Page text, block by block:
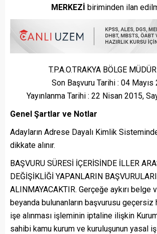
MERKEZİ biriminden ilan
T.P.A.O.TRAKYA BÖLGE
Son Başvuru Tarihi : 04 Mayıs
Yayınlanma Tarihi : 22 Nisan 2015,
Genel Şartlar ve Notlar
Adayların Adrese Dayalı Kimlik
dikkate alınır.
BAŞVURU SÜRESİ İÇERİSİNDE İLLER
DEĞİŞİKLİĞİ YAPANLARIN
ALINMAYACAKTIR. Gerçeğe aykırı belge
beyanda bulunanların başvurusu
işe alınması işleminin iptaline ilişkin
sahibi kamu kurum ve kuruluşunun yasal